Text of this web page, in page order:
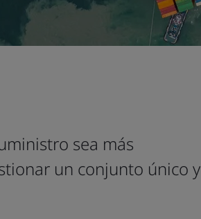
sea más
un conjunto único y